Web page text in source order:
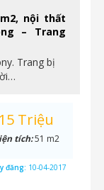
nội thất
– Trang
Trang bị
15 Triệu
tích:51 m2
đăng: 10-04-2017